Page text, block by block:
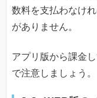
数料を支払わなけ
がありません。
アプリ版から課金
で注意しましょう。